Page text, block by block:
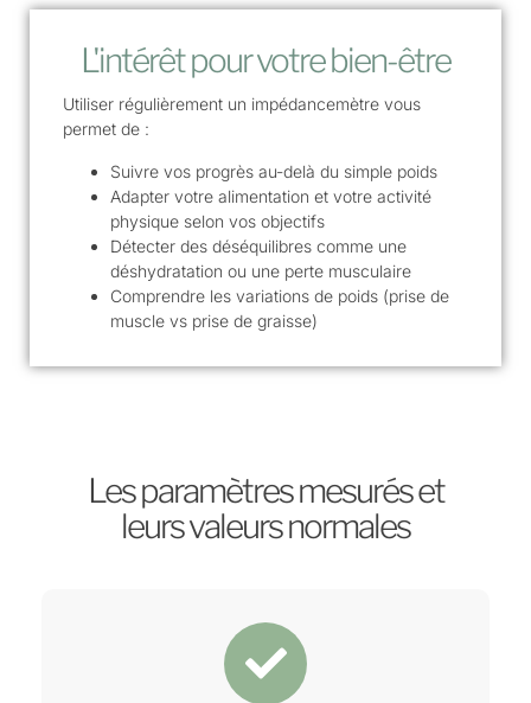
L'intérêt pour votre bien-être
Utiliser régulièrement un impédancemètre vous
permet de :
Suivre vos progrès au-delà du simple poids
Adapter votre alimentation et votre activité
physique selon vos objectifs
Détecter des déséquilibres comme une
déshydratation ou une perte musculaire
Comprendre les variations de poids (prise de
muscle vs prise de graisse)
Les paramètres mesurés et
leurs valeurs normales